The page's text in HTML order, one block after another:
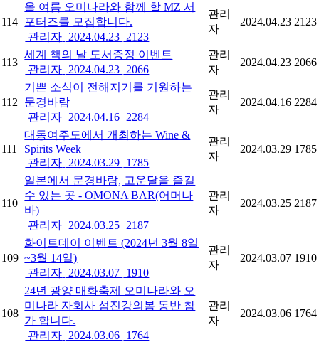
114
올 여름 오미나라와 함께 할 MZ 서
포터즈를 모집합니다.
관리자 2024.04.23 2123
관리
자
2024.04.23 2123
113
세계 책의 날 도서증정 이벤트
관리자 2024.04.23 2066
관리
자
2024.04.23 2066
112
기쁜 소식이 전해지기를 기원하는
문경바람
관리자 2024.04.16 2284
관리
자
2024.04.16 2284
111
대동여주도에서 개최하는 Wine &
Spirits Week
관리자 2024.03.29 1785
관리
자
2024.03.29 1785
110
일본에서 문경바람, 고운달을 즐길
수 있는 곳 - OMONA BAR(어머나
바)
관리자 2024.03.25 2187
관리
자
2024.03.25 2187
109
화이트데이 이벤트 (2024년 3월 8일
~3월 14일)
관리자 2024.03.07 1910
관리
자
2024.03.07 1910
108
24년 광양 매화축제 오미나라와 오
미나라 자회사 섬진강의봄 동반 참
가 합니다.
관리자 2024.03.06 1764
관리
자
2024.03.06 1764